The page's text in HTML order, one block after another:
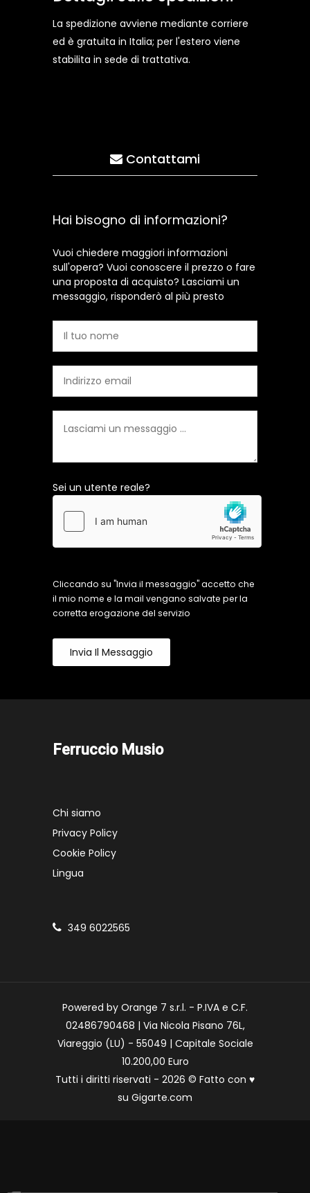
La spedizione avviene mediante corriere
ed è gratuita in Italia; per l'estero viene
stabilita in sede di trattativa.
Contattami
Hai bisogno di informazioni?
Vuoi chiedere maggiori informazioni
sull'opera? Vuoi conoscere il prezzo o fare
una proposta di acquisto? Lasciami un
messaggio, risponderò al più presto
Sei un utente reale?
Cliccando su "Invia il messaggio" accetto che
il mio nome e la mail vengano salvate per la
corretta erogazione del servizio
Invia Il Messaggio
Ferruccio Musio
Chi siamo
Privacy Policy
Cookie Policy
Lingua
349 6022565
Powered by Orange 7 s.r.l. - P.IVA e C.F.
02486790468 | Via Nicola Pisano 76L,
Viareggio (LU) - 55049 | Capitale Sociale
10.200,00 Euro
Tutti i diritti riservati - 2026 © Fatto con ♥
su Gigarte.com